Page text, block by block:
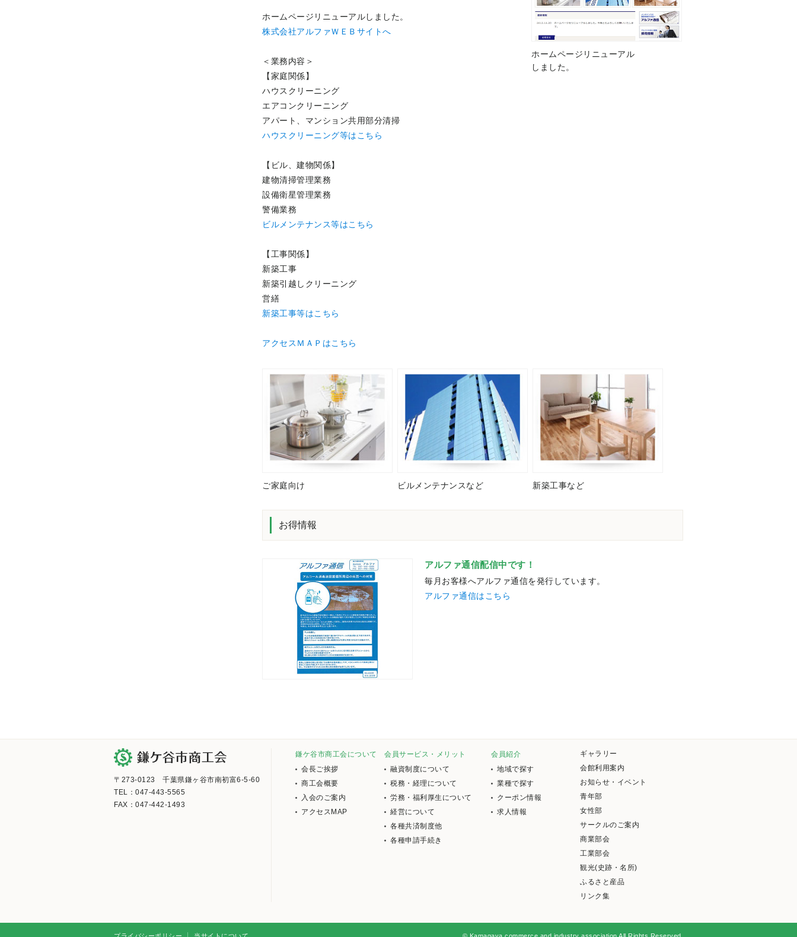
ホームページリニューアルしました。
株式会社アルファＷＥＢサイトへ
＜業務内容＞
【家庭関係】
ハウスクリーニング
エアコンクリーニング
アパート、マンション共用部分清掃
ハウスクリーニング等はこちら
【ビル、建物関係】
建物清掃管理業務
設備衛星管理業務
警備業務
ビルメンテナンス等はこちら
【工事関係】
新築工事
新築引越しクリーニング
営繕
新築工事等はこちら
アクセスＭＡＰはこちら
ホームページリニューアル
しました。
ご家庭向け ビルメンテナンスなど 新築工事など
お得情報
アルファ通信配信中です！
毎月お客様へアルファ通信を発行しています。
アルファ通信はこちら
〒273-0123 千葉県鎌ヶ谷市南初富6-5-60
TEL：047-443-5565
FAX：047-442-1493
鎌ケ谷市商工会について
会長ご挨拶
商工会概要
入会のご案内
アクセスMAP
会員サービス・メリット
融資制度について
税務・経理について
労務・福利厚生について
経営について
各種共済制度他
各種申請手続き
会員紹介
地域で探す
業種で探す
クーポン情報
求人情報
ギャラリー
会館利用案内
お知らせ・イベント
青年部
女性部
サークルのご案内
商業部会
工業部会
観光(史跡・名所)
ふるさと産品
リンク集